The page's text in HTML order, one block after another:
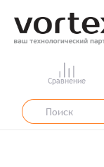
Сравнение